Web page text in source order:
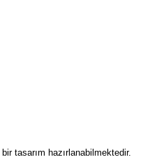
tasarım hazırlanabilmektedir.